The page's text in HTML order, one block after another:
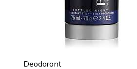
Deodorant